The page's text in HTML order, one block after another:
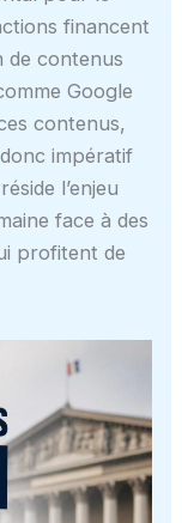
financent
de contenus
Google
contenus,
impératif
l’enjeu
face à des
profitent de